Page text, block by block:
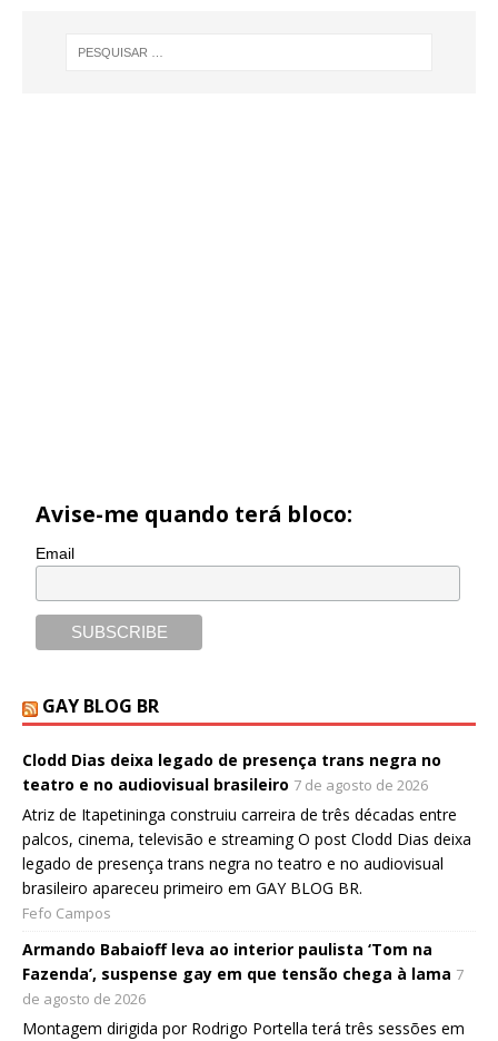
Avise-me quando terá bloco:
Email
GAY BLOG BR
Clodd Dias deixa legado de presença trans negra no
teatro e no audiovisual brasileiro 7 de agosto de 2026
Atriz de Itapetininga construiu carreira de três décadas entre
palcos, cinema, televisão e streaming O post Clodd Dias deixa
legado de presença trans negra no teatro e no audiovisual
brasileiro apareceu primeiro em GAY BLOG BR.
Fefo Campos
Armando Babaioff leva ao interior paulista ‘Tom na
Fazenda’, suspense gay em que tensão chega à lama 7
de agosto de 2026
Montagem dirigida por Rodrigo Portella terá três sessões em